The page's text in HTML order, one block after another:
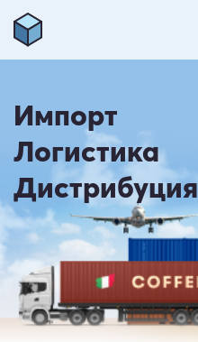
Импорт
Логистика
Дистрибуция